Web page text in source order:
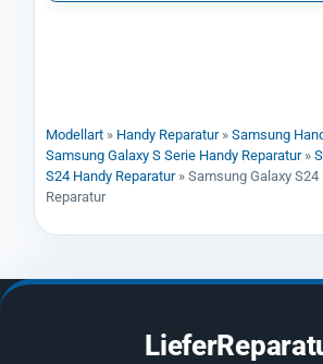
Modellart » Handy Reparatur» Samsung
Samsung Galaxy S Serie Handy Reparatur»
S24 Handy Reparatur» Samsung Galaxy
Reparatur